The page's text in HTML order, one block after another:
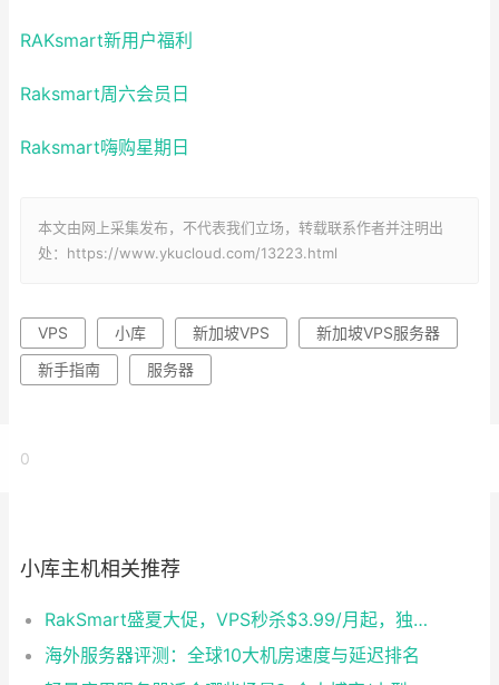
RAKsmart新用户福利
Raksmart周六会员日
Raksmart嗨购星期日
本文由网上采集发布，不代表我们立场，转载联系作者并注明出
处：https://www.ykucloud.com/13223.html
VPS 小库 新加坡VPS
新加坡VPS服务器
新手指南
服务器
0
小库主机相关推荐
RakSmart盛夏大促，VPS秒杀$3.99/月起，独服$29.9/月封顶
海外服务器评测：全球10大机房速度与延迟排名